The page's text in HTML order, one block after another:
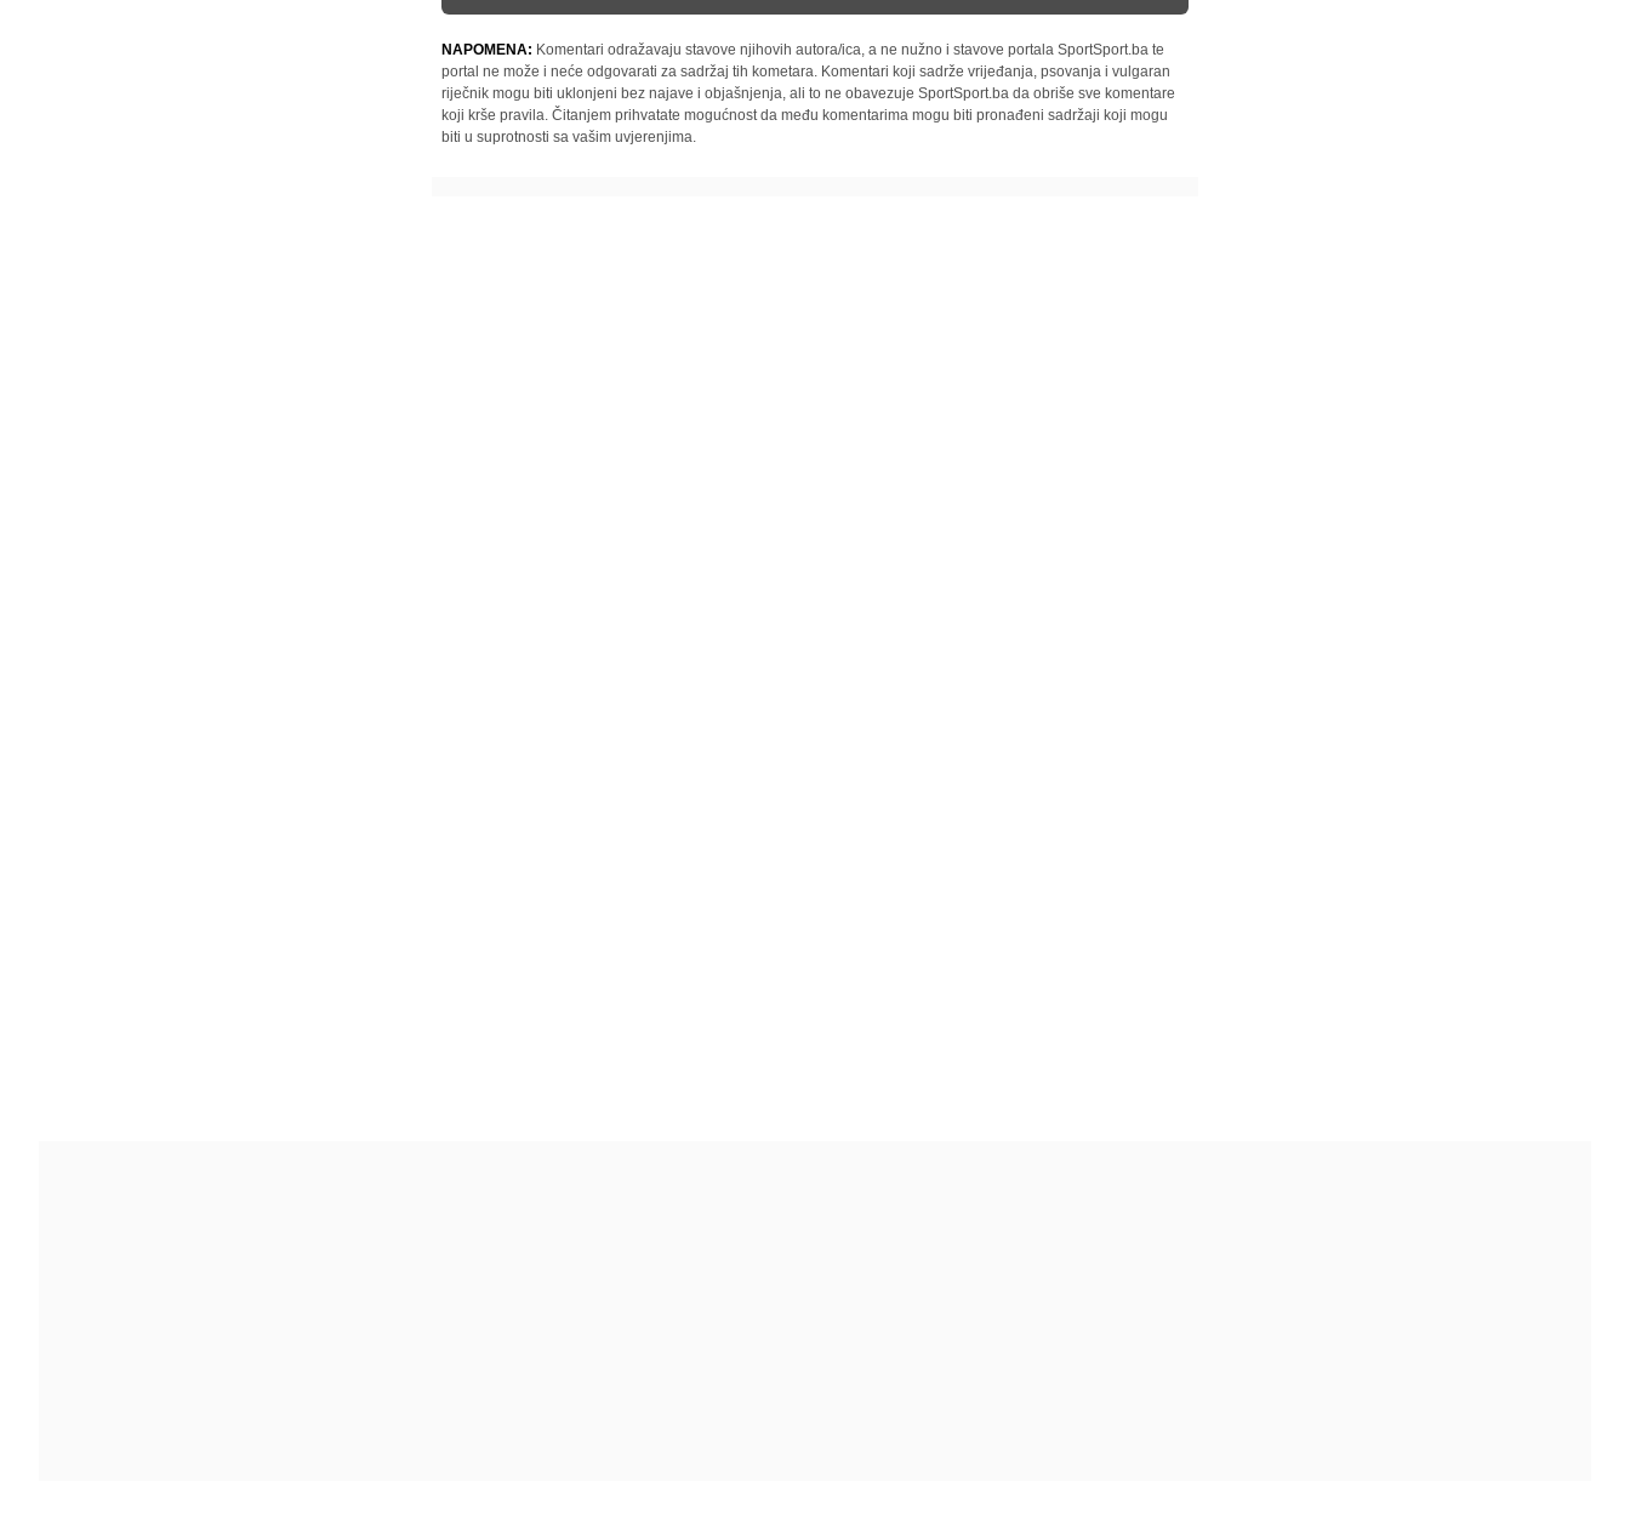
NAPOMENA: Komentari odražavaju stavove njihovih autora/ica, a ne nužno i stavove portala SportSport.ba te
portal ne može i neće odgovarati za sadržaj tih kometara. Komentari koji sadrže vrijeđanja, psovanja i vulgaran
riječnik mogu biti uklonjeni bez najave i objašnjenja, ali to ne obavezuje SportSport.ba da obriše sve komentare
koji krše pravila. Čitanjem prihvatate mogućnost da među komentarima mogu biti pronađeni sadržaji koji mogu
biti u suprotnosti sa vašim uvjerenjima.